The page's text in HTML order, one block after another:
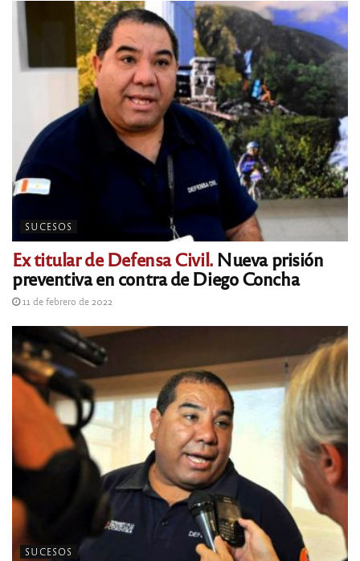
SUCESOS
Ex titular de Defensa Civil.Nueva prisión
preventiva en contra de Diego Concha
11 de febrero de 2022
SUCESOS